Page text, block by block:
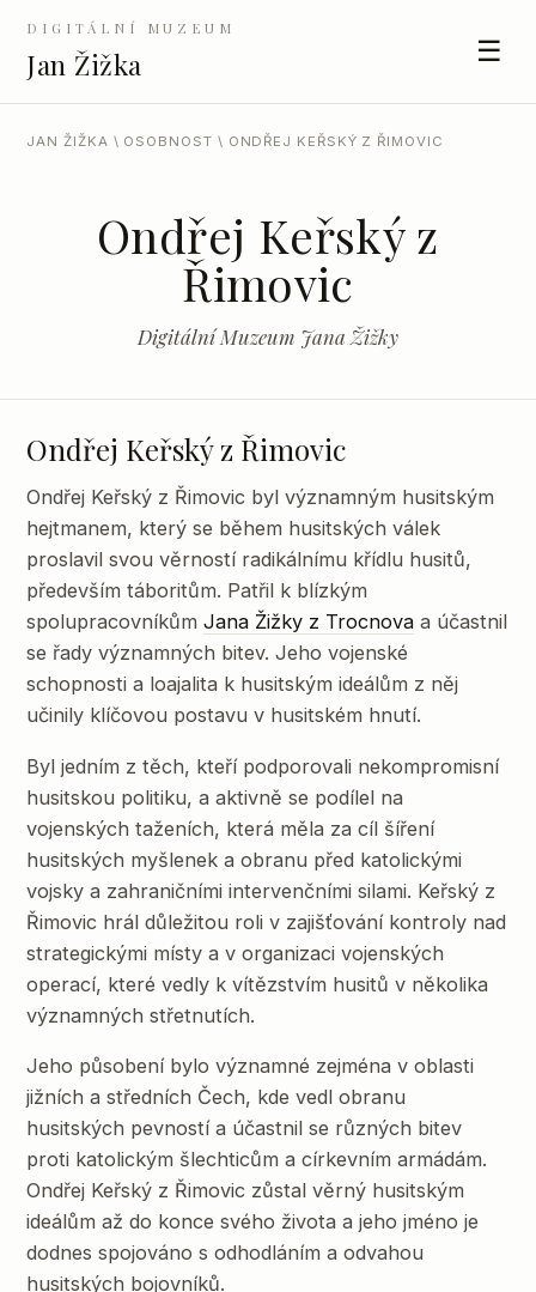
DIGITÁLNÍ MUZEUM
Jan Žižka ☰
JAN ŽIŽKA \ OSOBNOST \ ONDŘEJ KEŘSKÝ Z ŘIMOVIC
Ondřej Keřský z
Řimovic
Digitální Muzeum Jana Žižky
Ondřej Keřský z Řimovic
Ondřej Keřský z Řimovic byl významným husitským
hejtmanem, který se během husitských válek
proslavil svou věrností radikálnímu křídlu husitů,
především táboritům. Patřil k blízkým
spolupracovníkůmJana Žižky z Trocnova a účastnil
se řady významných bitev. Jeho vojenské
schopnosti a loajalita k husitským ideálům z něj
učinily klíčovou postavu v husitském hnutí.
Byl jedním z těch, kteří podporovali nekompromisní
husitskou politiku, a aktivně se podílel na
vojenských taženích, která měla za cíl šíření
husitských myšlenek a obranu před katolickými
vojsky a zahraničními intervenčními silami. Keřský z
Řimovic hrál důležitou roli v zajišťování kontroly nad
strategickými místy a v organizaci vojenských
operací, které vedly k vítězstvím husitů v několika
významných střetnutích.
Jeho působení bylo významné zejména v oblasti
jižních a středních Čech, kde vedl obranu
husitských pevností a účastnil se různých bitev
proti katolickým šlechticům a církevním armádám.
Ondřej Keřský z Řimovic zůstal věrný husitským
ideálům až do konce svého života a jeho jméno je
dodnes spojováno s odhodláním a odvahou
husitských bojovníků.